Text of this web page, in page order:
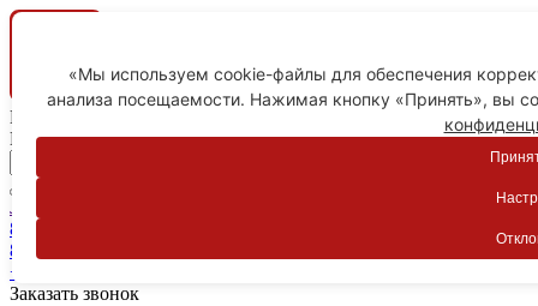
Ваш город
Пятигорск
Личный кабинет
8-800-775-59-89
8-800-775-59-89
+7 918 754-83-77
Заказать звонок
«Мы используем cookie-файлы для обеспечения
анализа посещаемости. Нажимая кнопку «Принять», вы